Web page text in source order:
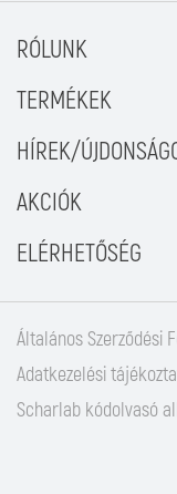
RÓLUNK
TERMÉKEK
HÍREK/
AKCIÓK
ELÉRHETŐSÉG
Általános Szerződési
Adatkezelési
Scharlab kódolvasó